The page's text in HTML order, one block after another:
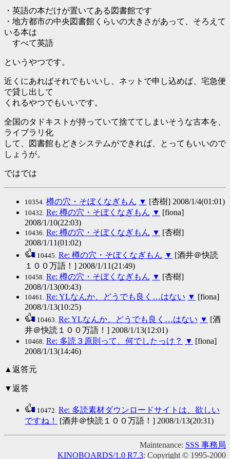
・英語の本だけが置いてある図書館です
・地方都市の中央図書館くらいの大きさがあって、そろえて
いる本は
すべて英語
というやつです。
近くにあればそれでもいいし、ネットで申し込めば、宅急便
で貸し出して
くれるやつでもいいです。
全国のタドキストが持っていて捨ててしまいそうな古本を、
ライブラリ化
して、図書館もどきシステムができれば、とってもいいので
しょうが。
ではでは
10354. 樽の穴・そぼくなぎもん ▼ [杏樹] 2008/1/4(01:01)
10432. Re: 樽の穴・そぼくなぎもん ▼ [fiona]
2008/1/10(22:03)
10436. Re: 樽の穴・そぼくなぎもん ▼ [杏樹]
2008/1/11(01:02)
10445. Re: 樽の穴・そぼくなぎもん ▼ [酒井＠快読
１００万語！] 2008/1/11(21:49)
10458. Re: 樽の穴・そぼくなぎもん ▼ [杏樹]
2008/1/13(00:43)
10461. Re: YLなんか、どうでも良く…はない ▼ [fiona]
2008/1/13(10:25)
10463. Re: YLなんか、どうでも良く…はない ▼ [酒
井＠快読１００万語！] 2008/1/13(12:01)
10468. Re: 多読３原則って、何でしたっけ？ ▼ [fiona]
2008/1/13(14:46)
▲返答元
▼返答
10472. Re: 多読素材ダウンロードサイトは、欲しい
ですね！
[酒井＠快読１００万語！] 2008/1/13(20:31)
Maintenance: SSS 事務局
KINOBOARDS/1.0 R7.3: Copyright © 1995-2000